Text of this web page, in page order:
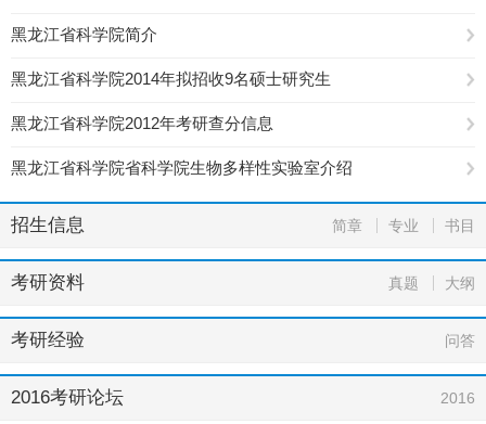
黑龙江省科学院简介
黑龙江省科学院2014年拟招收9名硕士研究生
黑龙江省科学院2012年考研查分信息
黑龙江省科学院省科学院生物多样性实验室介绍
招生信息 简章 专业 书目
考研资料 真题 大纲
考研经验 问答
2016考研论坛 2016